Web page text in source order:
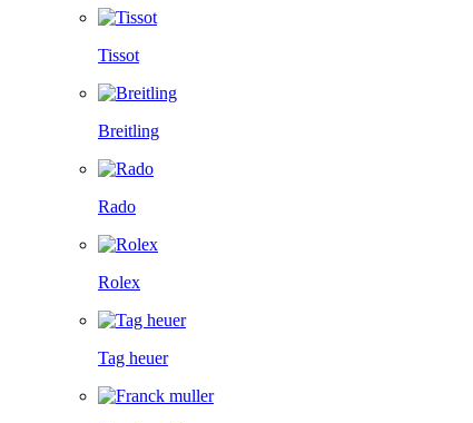
Tissot
Breitling
Rado
Rolex
Tag heuer